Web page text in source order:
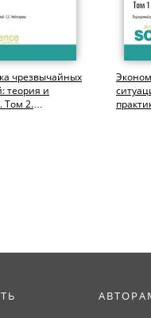
чрезвычайных
теория и
Том 2.